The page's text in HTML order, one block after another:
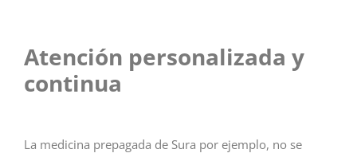
Atención personalizada y
continua
La medicina prepagada de Sura por ejemplo, no se